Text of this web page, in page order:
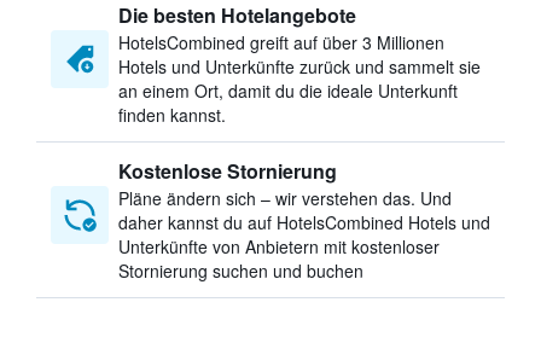
Die besten Hotelangebote
HotelsCombined greift auf über 3 Millionen
Hotels und Unterkünfte zurück und sammelt sie
an einem Ort, damit du die ideale Unterkunft
finden kannst.
Kostenlose Stornierung
Pläne ändern sich – wir verstehen das. Und
daher kannst du auf HotelsCombined Hotels und
Unterkünfte von Anbietern mit kostenloser
Stornierung suchen und buchen